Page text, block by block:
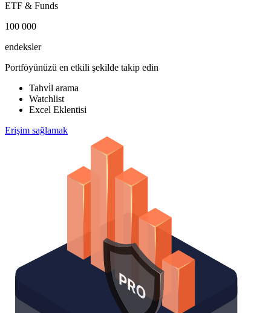
ETF & Funds
100 000
endeksler
Portföyünüzü en etkili şekilde takip edin
Tahvi̇l arama
Watchlist
Excel Eklentisi
Erişim sağlamak